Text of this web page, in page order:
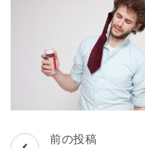
投
前の投稿